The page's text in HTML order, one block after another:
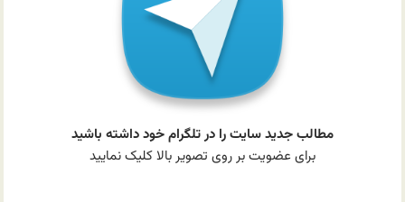
مطالب جدید سایت را در تلگرام خود داشته باشید
برای عضویت بر روی تصویر بالا کلیک نمایید